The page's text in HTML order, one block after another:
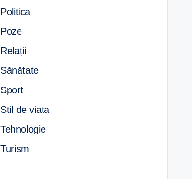
Politica
Poze
Relații
Sănătate
Sport
Stil de viata
Tehnologie
Turism